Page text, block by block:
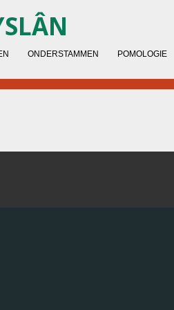
ONDERSTAMMEN POMOLOGIE